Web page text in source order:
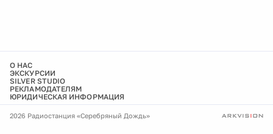
О НАС
ЭКСКУРСИИ
SILVER STUDIO
РЕКЛАМОДАТЕЛЯМ
ЮРИДИЧЕСКАЯ ИНФОРМАЦИЯ
2026 Радиостанция «Серебряный Дождь»